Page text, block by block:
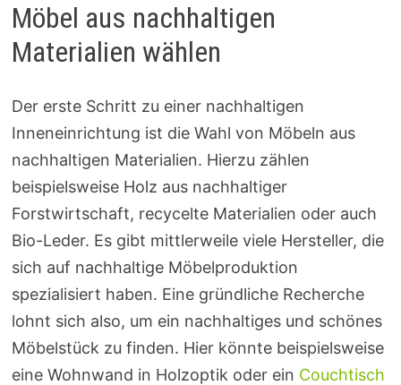
Möbel aus nachhaltigen
Materialien wählen
Der erste Schritt zu einer nachhaltigen
Inneneinrichtung ist die Wahl von Möbeln aus
nachhaltigen Materialien. Hierzu zählen
beispielsweise Holz aus nachhaltiger
Forstwirtschaft, recycelte Materialien oder auch
Bio-Leder. Es gibt mittlerweile viele Hersteller, die
sich auf nachhaltige Möbelproduktion
spezialisiert haben. Eine gründliche Recherche
lohnt sich also, um ein nachhaltiges und schönes
Möbelstück zu finden. Hier könnte beispielsweise
eine Wohnwand in Holzoptik oder ein Couchtisch